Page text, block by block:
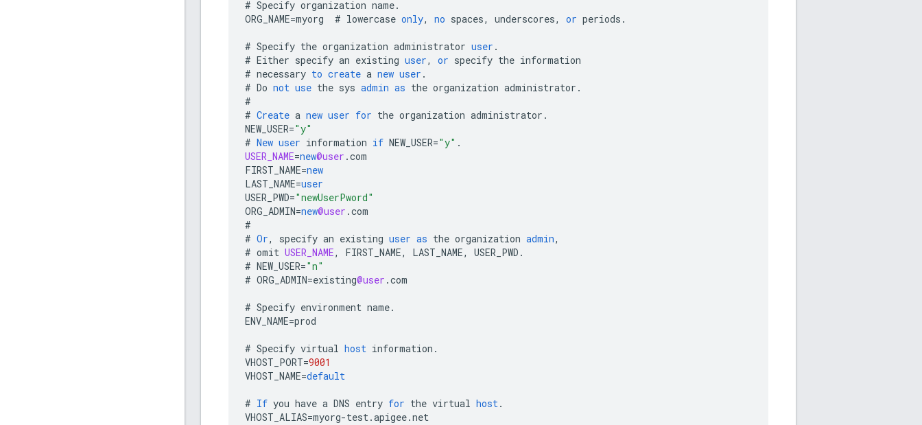
# Specify organization name.
ORG_NAME=myorg # lowercase only, no spaces, underscores, or periods .
# Specify the organization administrator user .
# Either specify an existing user, or specify the information
# necessary to create a new user .
# Do not use the sys admin as the organization administrator .
#
# Create a new user for the organization administrator .
NEW_USER="y"
# New user information if NEW_USER="y" .
USER_NAME=new@user .com
FIRST_NAME=new
LAST_NAME=user
USER_PWD="newUserPword"
ORG_ADMIN=new@user .com
#
# Or, specify an existing user as the organization admin,
# omit USER_NAME, FIRST_NAME, LAST_NAME, USER_PWD .
# NEW_USER="n"
# ORG_ADMIN=existing@user .com
# Specify environment name.
ENV_NAME=prod
# Specify virtual host information .
VHOST_PORT=9001
VHOST_NAME=default
# If you have a DNS entry for the virtual host.
VHOST_ALIAS=myorg-test.apigee.net